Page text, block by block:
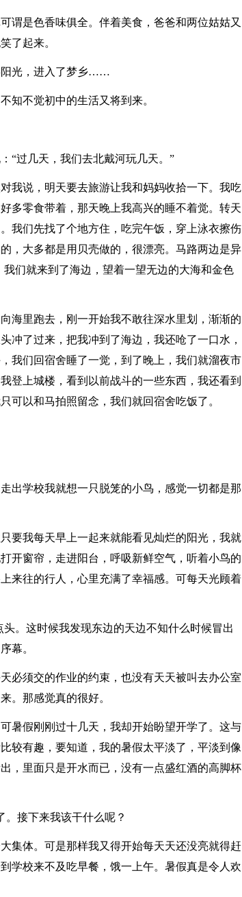
是色香味俱全。伴着美食，爸爸和两位姑姑又
了起来。
光，进入了梦乡……
不觉初中的生活又将到来。
过几天，我们去北戴河玩几天。”
说，明天要去旅游让我和妈妈收拾一下。我吃
多零食带着，那天晚上我高兴的睡不着觉。转天
我们先找了个地方住，吃完午饭，穿上泳衣擦伤
，大多都是用贝壳做的，很漂亮。马路两边是异
们就来到了海边，望着一望无边的大海和金色
里跑去，刚一开始我不敢往深水里划，渐渐的
冲了过来，把我冲到了海边，我还呛了一口水，
我们回宿舍睡了一觉，到了晚上，我们就溜夜市
登上城楼，看到以前战斗的一些东西，我还看到
可以和马拍照留念，我们就回宿舍吃饭了。
学校我就想一只脱笼的小鸟，感觉一切都是那
我每天早上一起来就能看见灿烂的阳光，我就
开窗帘，走进阳台，呼吸新鲜空气，听着小鸟的
来往的行人，心里充满了幸福感。可每天光顾着
这时候我发现东边的天边不知什么时候冒出
幕。
须交的作业的约束，也没有天天被叫去办公室
。那感觉真的很好。
假刚刚过十几天，我却开始盼望开学了。这与
较有趣，要知道，我的暑假太平淡了，平淡到像
，里面只是开水而已，没有一点盛红酒的高脚杯
接下来我该干什么呢？
体。可是那样我又得开始每天天还没亮就得赶
学校来不及吃早餐，饿一上午。暑假真是令人欢